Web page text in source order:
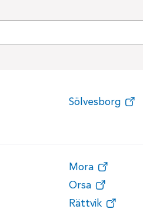
Sölvesborg
Mora
Orsa
Rättvik